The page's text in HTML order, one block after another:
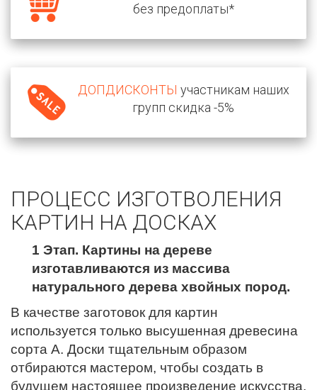
без предоплаты*
ДОПДИСКОНТЫ участникам наших
групп скидка -5%
ПРОЦЕСС ИЗГОТВОЛЕНИЯ
КАРТИН НА ДОСКАХ
1 Этап. Картины на дереве
изготавливаются из массива
натурального дерева хвойных пород.
В качестве заготовок для картин
используется только высушенная древесина
сорта А. Доски тщательным образом
отбираются мастером, чтобы создать в
будущем настоящее произведение искусства.